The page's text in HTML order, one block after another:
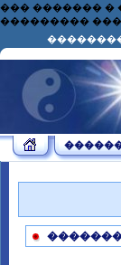
��� ������� �
���������